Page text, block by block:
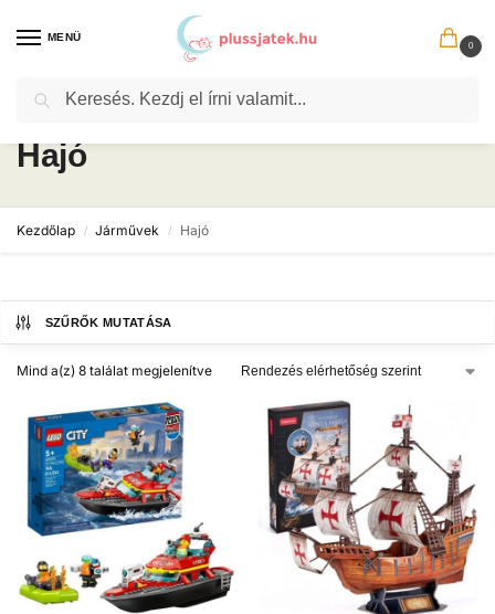
MENÜ
0
Hajó
Kezdőlap / Járművek / Hajó
SZŰRŐK MUTATÁSA
Mind a(z) 8 találat megjelenítve